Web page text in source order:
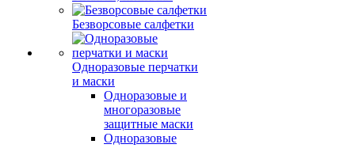
Безворсовые салфетки
Одноразовые перчатки
и маски
Одноразовые и
многоразовые
защитные маски
Одноразовые